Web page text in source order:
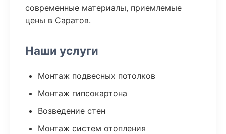
современные материалы, приемлемые
цены в Саратов.
Наши услуги
Монтаж подвесных потолков
Монтаж гипсокартона
Возведение стен
Монтаж систем отопления